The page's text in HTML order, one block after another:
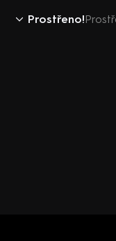
Prostřeno!